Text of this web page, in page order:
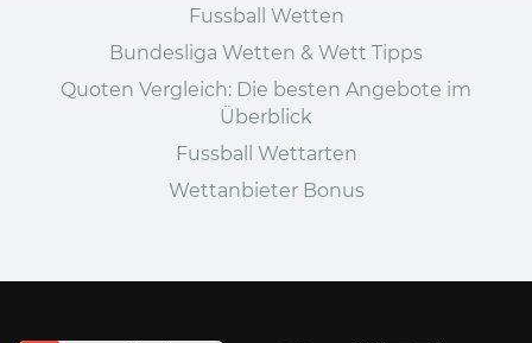
Fussball Wetten
Bundesliga Wetten & Wett Tipps
Quoten Vergleich: Die besten Angebote im
Überblick
Fussball Wettarten
Wettanbieter Bonus